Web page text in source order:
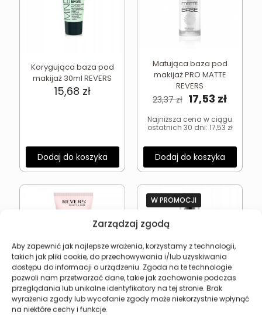
Zarządzaj zgodą
Aby zapewnić jak najlepsze wrażenia, korzystamy z technologii,
takich jak pliki cookie, do przechowywania i/lub uzyskiwania
dostępu do informacji o urządzeniu. Zgoda na te technologie
pozwoli nam przetwarzać dane, takie jak zachowanie podczas
przeglądania lub unikalne identyfikatory na tej stronie. Brak
wyrażenia zgody lub wycofanie zgody może niekorzystnie wpłynąć
na niektóre cechy i funkcje.
Korygująca baza pod
makijaż 30ml REVERS
15,68 zł
Dodaj do koszyka
Matująca baza pod
makijaż PRO MATTE
REVERS
23,37zł Pierwotna
wynosiła:
23,37 zł.
17,53 zł
17,53
Najniższa cena w ciągu
ostatnich 30 dni: 17,53 zł
Dodaj do koszyka
Rozświetlająca baza
pod makijaż 30ml
W PROMOCJI
Rozświetlająca baza